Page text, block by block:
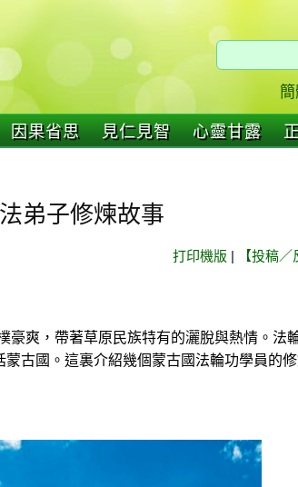
因果省思 見仁見智 心靈甘露
弟子修煉故事
打印機版 | 【投稿／
豪爽，帶著草原民族特有的灑脫與熱情。法
古國。這裏介紹幾個蒙古國法輪功學員的